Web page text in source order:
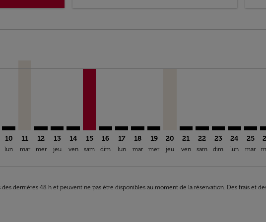
min-price-aria-label XAF 570.0K
10
lun
11
mar
12
mer
13
jeu
14
ven
15
sam
16
dim
17
lun
18
mar
LBV–PAR: cmp-view-offers-
19
mer
LBV–CDG, 20/08/2026 –
20
jeu
LBV–PAR: cmp-view-
21
ven
LBV–PAR: cmp-
22
sam
LBV–PAR:
23
dim
24
lun
25
mar
dernières 48 h et peuvent ne pas être disponibles au moment de la réservation. Des frais et